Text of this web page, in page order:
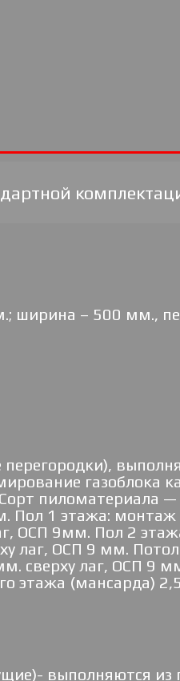
– 500 мм.,
газоблока
пиломатериала —
1 этажа: монтаж
ОСП 9мм. Пол 2
лаг, ОСП 9 мм.
сверху лаг, ОСП 9
этажа (мансарда)
выполняются